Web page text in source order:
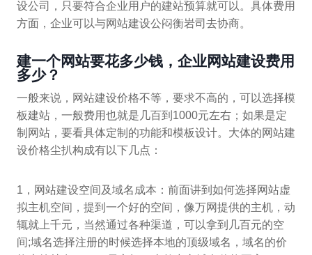
设公司，只要符合企业用户的建站预算就可以。具体费用
方面，企业可以与网站建设公闷衡岩司去协商。
建一个网站要花多少钱，企业网站建设费用
多少？
一般来说，网站建设价格不等，要求不高的，可以选择模
板建站，一般费用也就是几百到1000元左右；如果是定
制网站，要看具体定制的功能和模板设计。大体的网站建
设价格尘扒构成有以下几点：
1，网站建设空间及域名成本：前面讲到如何选择网站虚
拟主机空间，提到一个好的空间，像万网提供的主机，动
辄就上千元，当然通过各种渠道，可以拿到几百元的空
间;域名选择注册的时候选择本地的顶级域名，域名的价